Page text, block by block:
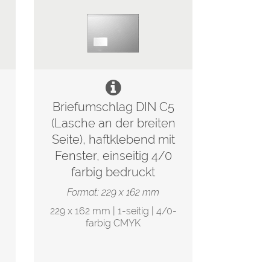
Briefumschlag DIN C5
(Lasche an der breiten
Seite), haftklebend mit
Fenster, einseitig 4/0
farbig bedruckt
Format: 229 x 162 mm
229 x 162 mm | 1-seitig | 4/0-
farbig CMYK